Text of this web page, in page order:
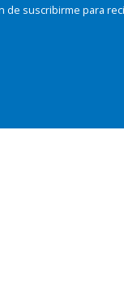
suscribirme para